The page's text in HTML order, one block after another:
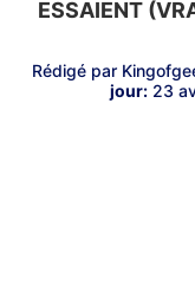
ESSAIENT
Rédigé par
jour: 23